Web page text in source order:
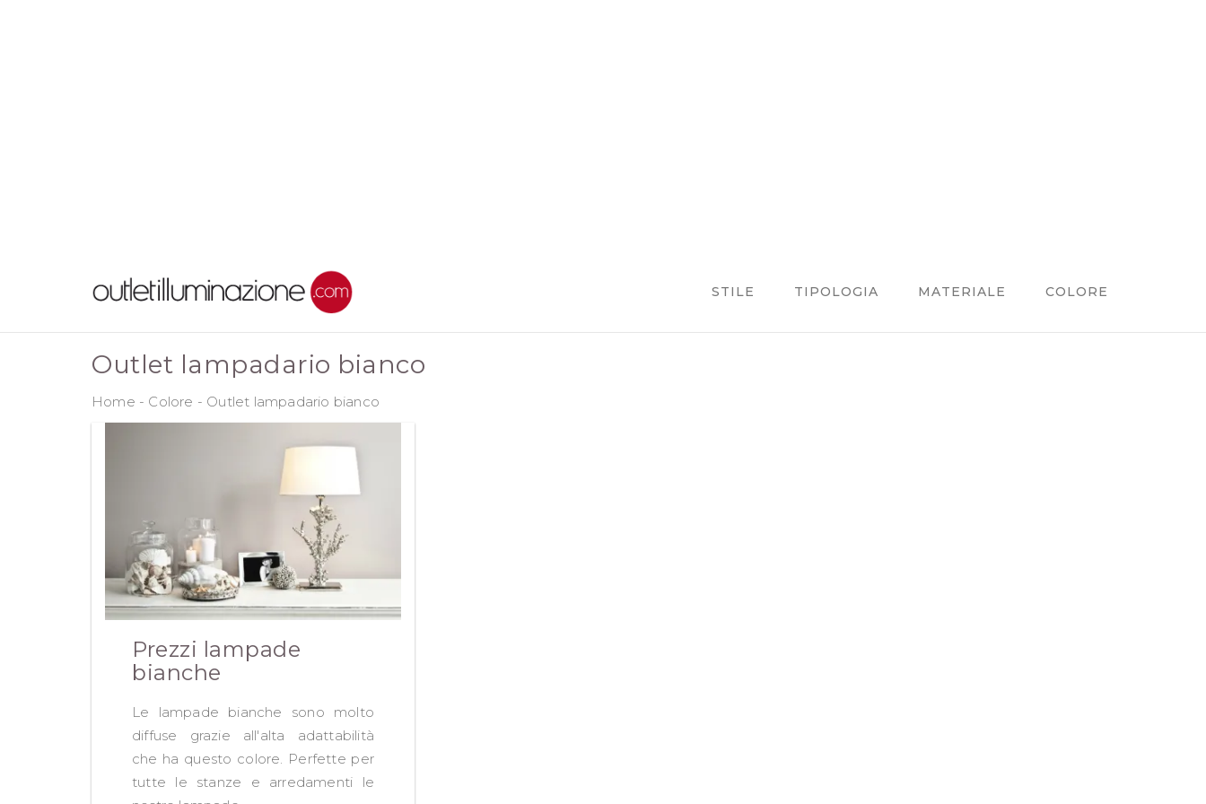
STILE TIPOLOGIA MATERIALE COLORE
Outlet lampadario bianco
Home - Colore - Outlet lampadario bianco
Prezzi lampade
bianche
Le lampade bianche sono molto
diffuse grazie all'alta adattabilità
che ha questo colore. Perfette per
tutte le stanze e arredamenti le